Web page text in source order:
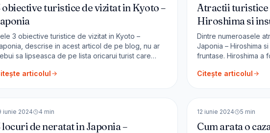
obiective turistice de vizitat in Kyoto –
3 obiective turistice de vizitat in Kyoto –
descrise in acest articol de pe blog, nu ar
sa lipseasca de pe lista oricarui turist care
Kyoto este primul oras al Japoniei, dupa numarul
articolul
Atractii turistice
Hiroshima si
Dintre numeroasele
Japonia – Hiroshima
fruntase. Hiroshima a
Japoniei. Insula
Citește articolul
iunie 2024 4 min
locuri de neratat in Japonia –
12 iunie 2024 5 min
Cum arata o